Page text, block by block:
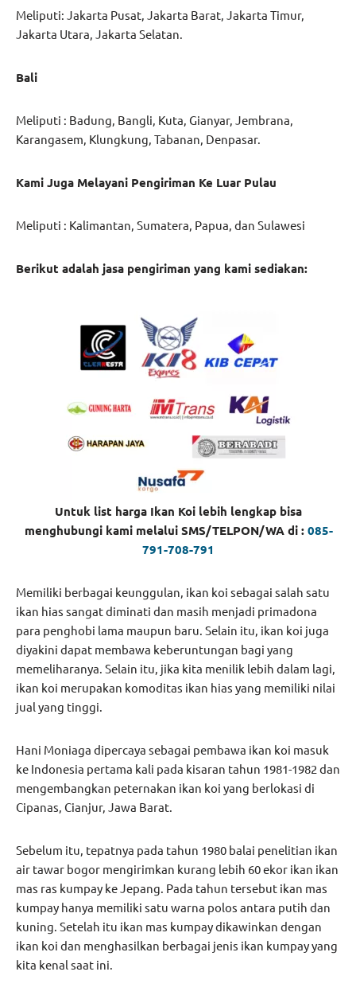
Meliputi: Jakarta Pusat, Jakarta Barat, Jakarta Timur,
Jakarta Utara, Jakarta Selatan.
Bali
Meliputi : Badung, Bangli, Kuta, Gianyar, Jembrana,
Karangasem, Klungkung, Tabanan, Denpasar.
Kami Juga Melayani Pengiriman Ke Luar Pulau
Meliputi : Kalimantan, Sumatera, Papua, dan Sulawesi
Berikut adalah jasa pengiriman yang kami sediakan:
Untuk list harga Ikan Koi lebih lengkap bisa
menghubungi kami melalui SMS/TELPON/WA di :085-
791-708-791
Memiliki berbagai keunggulan, ikan koi sebagai salah satu
ikan hias sangat diminati dan masih menjadi primadona
para penghobi lama maupun baru. Selain itu, ikan koi juga
diyakini dapat membawa keberuntungan bagi yang
memeliharanya. Selain itu, jika kita menilik lebih dalam lagi,
ikan koi merupakan komoditas ikan hias yang memiliki nilai
jual yang tinggi.
Hani Moniaga dipercaya sebagai pembawa ikan koi masuk
ke Indonesia pertama kali pada kisaran tahun 1981-1982 dan
mengembangkan peternakan ikan koi yang berlokasi di
Cipanas, Cianjur, Jawa Barat.
Sebelum itu, tepatnya pada tahun 1980 balai penelitian ikan
air tawar bogor mengirimkan kurang lebih 60 ekor ikan ikan
mas ras kumpay ke Jepang. Pada tahun tersebut ikan mas
kumpay hanya memiliki satu warna polos antara putih dan
kuning. Setelah itu ikan mas kumpay dikawinkan dengan
ikan koi dan menghasilkan berbagai jenis ikan kumpay yang
kita kenal saat ini.